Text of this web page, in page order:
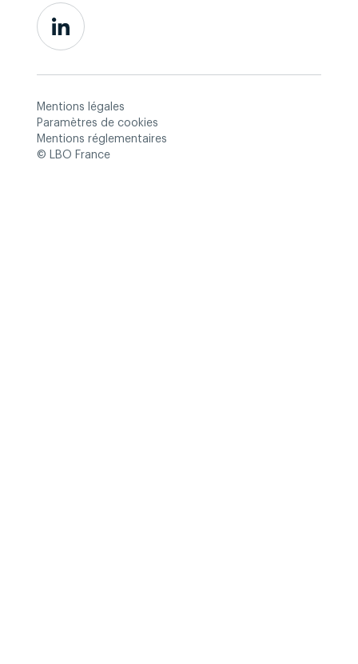
Mentions légales
Paramètres de cookies
Mentions réglementaires
© LBO France